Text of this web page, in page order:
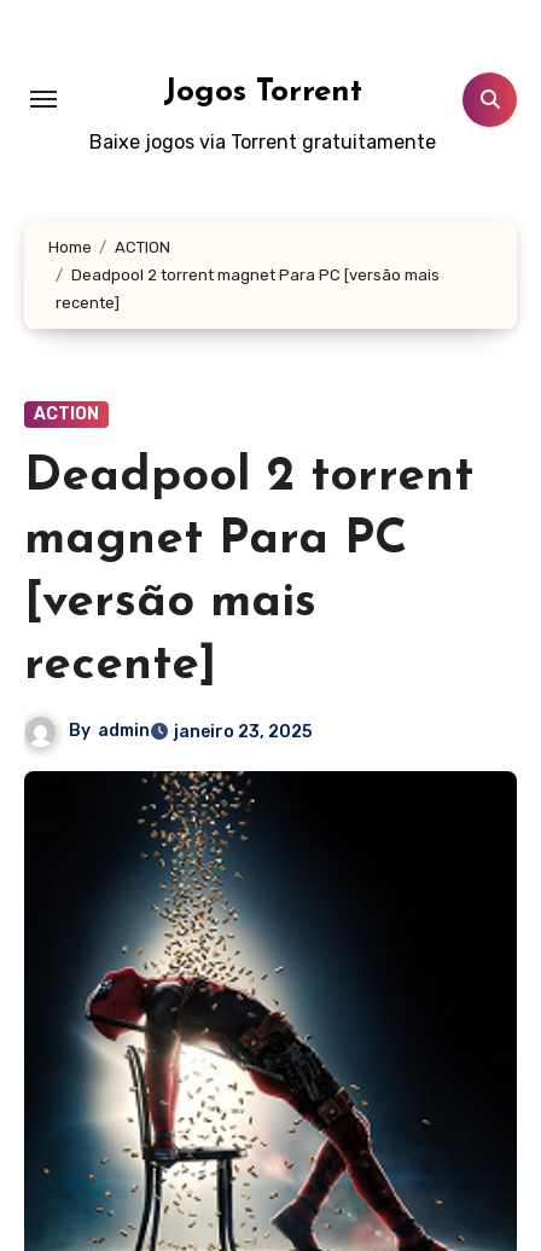
Jogos Torrent
Baixe jogos via Torrent gratuitamente
Home
ACTION
Deadpool 2 torrent magnet Para PC [versão mais
recente]
ACTION
Deadpool 2 torrent
magnet Para PC
[versão mais
recente]
By admin janeiro 23, 2025